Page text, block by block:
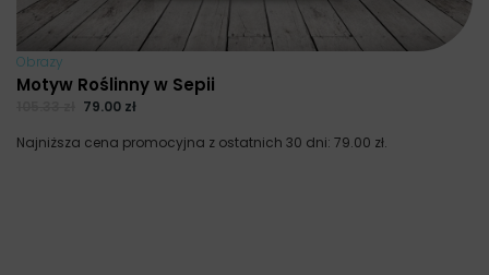
Obrazy
Motyw Roślinny w Sepii
79.00 zł
Najniższa cena promocyjna z ostatnich 30 dni: 79.00 zł.